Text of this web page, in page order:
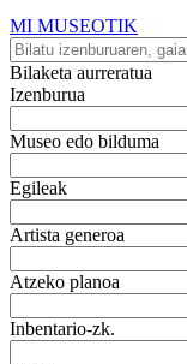
MI MUSEOTIK
Bilaketa aurreratua
Izenburua
Museo edo bilduma
Egileak
Artista generoa
Atzeko planoa
Inbentario-zk.